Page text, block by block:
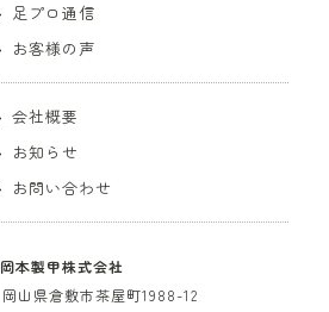
足プロ通信
お客様の声
会社概要
お知らせ
お問い合わせ
岡本製甲株式会社
岡山県倉敷市茶屋町1988-12